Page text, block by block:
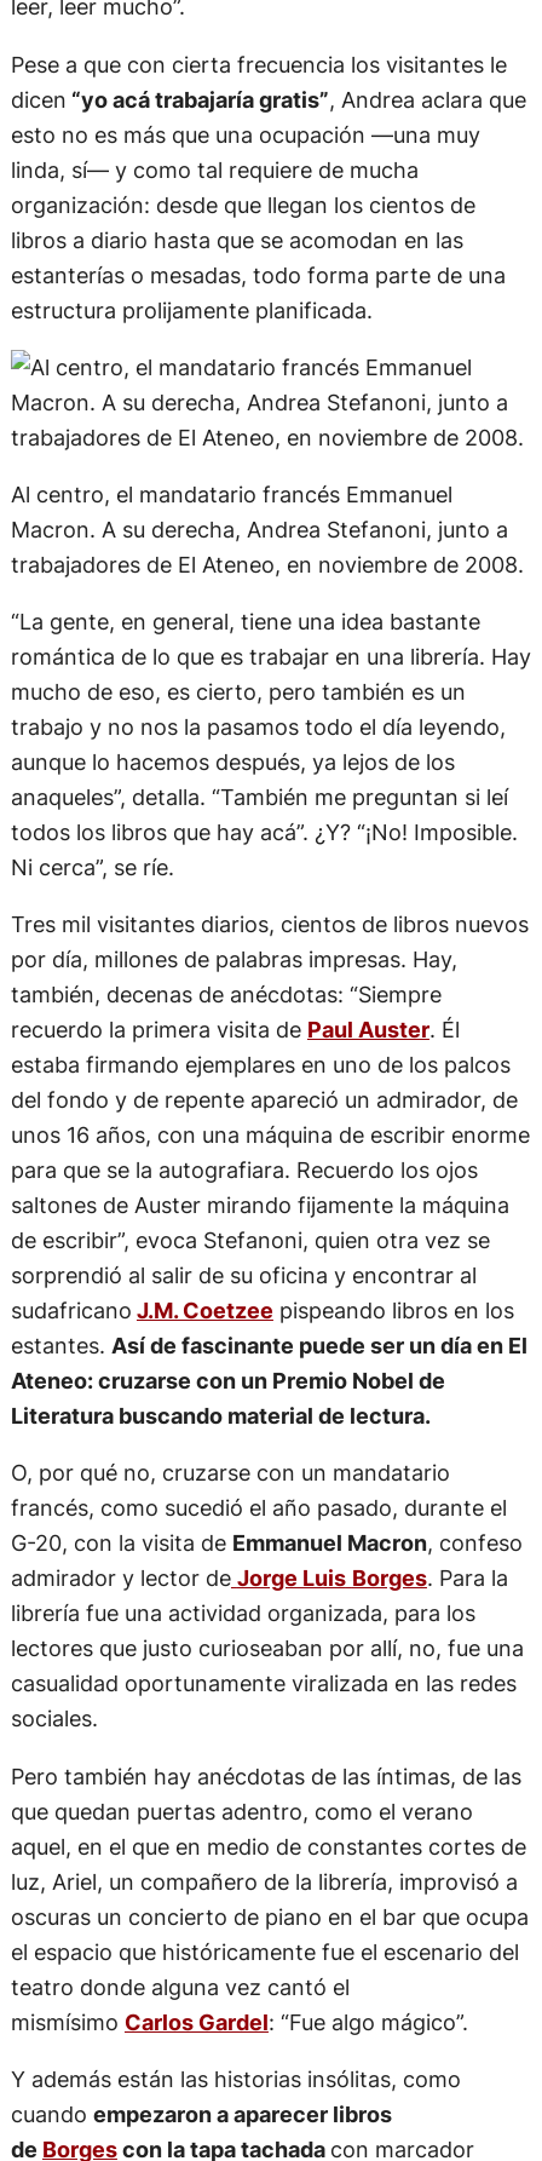
qué están editando fuera del país. Y por supuesto
leer, leer mucho”.
Pese a que con cierta frecuencia los visitantes le
dicen“yo acá trabajaría gratis”, Andrea aclara que
esto no es más que una ocupación —una muy
linda, sí— y como tal requiere de mucha
organización: desde que llegan los cientos de
libros a diario hasta que se acomodan en las
estanterías o mesadas, todo forma parte de una
estructura prolijamente planificada.
Al centro, el mandatario francés Emmanuel
Macron. A su derecha, Andrea Stefanoni, junto a
trabajadores de El Ateneo, en noviembre de 2008.
“La gente, en general, tiene una idea bastante
romántica de lo que es trabajar en una librería. Hay
mucho de eso, es cierto, pero también es un
trabajo y no nos la pasamos todo el día leyendo,
aunque lo hacemos después, ya lejos de los
anaqueles”, detalla. “También me preguntan si leí
todos los libros que hay acá”. ¿Y? “¡No! Imposible.
Ni cerca”, se ríe.
Tres mil visitantes diarios, cientos de libros nuevos
por día, millones de palabras impresas. Hay,
también, decenas de anécdotas: “Siempre
recuerdo la primera visita dePaul Auster. Él
estaba firmando ejemplares en uno de los palcos
del fondo y de repente apareció un admirador, de
unos 16 años, con una máquina de escribir enorme
para que se la autografiara. Recuerdo los ojos
saltones de Auster mirando fijamente la máquina
de escribir”, evoca Stefanoni, quien otra vez se
sorprendió al salir de su oficina y encontrar al
sudafricanoJ.M. Coetzeepispeando libros en los
estantes.Así de fascinante puede ser un día en El
Ateneo: cruzarse con un Premio Nobel de
Literatura buscando material de lectura.
O, por qué no, cruzarse con un mandatario
francés, como sucedió el año pasado, durante el
G-20, con la visita deEmmanuel Macron, confeso
admirador y lector de Jorge Luis Borges . Para la
librería fue una actividad organizada, para los
lectores que justo curioseaban por allí, no, fue una
casualidad oportunamente viralizada en las redes
sociales.
Pero también hay anécdotas de las íntimas, de las
que quedan puertas adentro, como el verano
aquel, en el que en medio de constantes cortes de
luz, Ariel, un compañero de la librería, improvisó a
oscuras un concierto de piano en el bar que ocupa
el espacio que históricamente fue el escenario del
teatro donde alguna vez cantó el
mismísimoCarlos Gardel: “Fue algo mágico”.
Y además están las historias insólitas, como